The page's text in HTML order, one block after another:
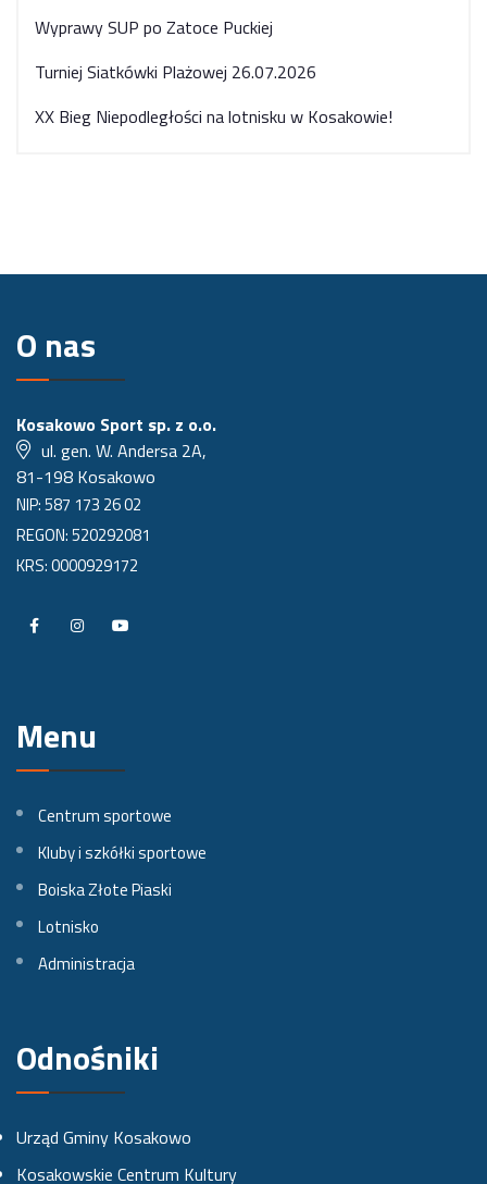
Wyprawy SUP po Zatoce Puckiej
Turniej Siatkówki Plażowej 26.07.2026
XX Bieg Niepodległości na lotnisku w Kosakowie!
O nas
Kosakowo Sport sp. z o.o.
ul. gen. W. Andersa 2A,
81-198 Kosakowo
NIP: 587 173 26 02
REGON: 520292081
KRS: 0000929172
P
f
F
a
b
o
P
f
I
n
a
r
o
t
u
e
Menu
Centrum sportowe
Kluby i szkółki sportowe
Boiska Złote Piaski
Lotnisko
Administracja
Odnośniki
Urząd Gminy Kosakowo
Kosakowskie Centrum Kultury